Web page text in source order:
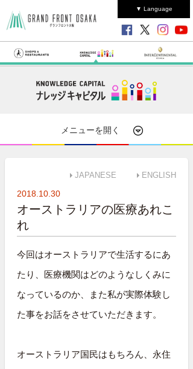
▼ Language
メニューを開く
JAPANESE ENGLISH
2018.10.30
オーストラリアの医療あれこ
れ
今回はオーストラリアで生活するにあ
たり、医療機関はどのようなしくみに
なっているのか、また私が実際体験し
た事をお話をさせていただきます。
オーストラリア国民はもちろん、永住